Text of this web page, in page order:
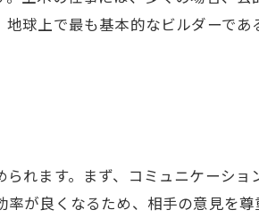
球上で最も基本的なビルダーで
れます。まず、コミュニケーシ
が良くなるため、相手の意見を